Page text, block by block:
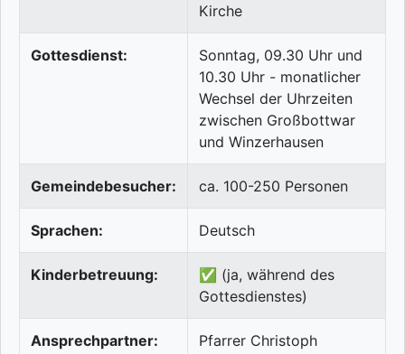
Kirche
Gottesdienst:
Sonntag, 09.30 Uhr und
10.30 Uhr - monatlicher
Wechsel der Uhrzeiten
zwischen Großbottwar
und Winzerhausen
Gemeindebesucher: ca. 100-250 Personen
Sprachen: Deutsch
Kinderbetreuung:
✅ (ja, während des
Gottesdienstes)
Ansprechpartner:
Pfarrer Christoph